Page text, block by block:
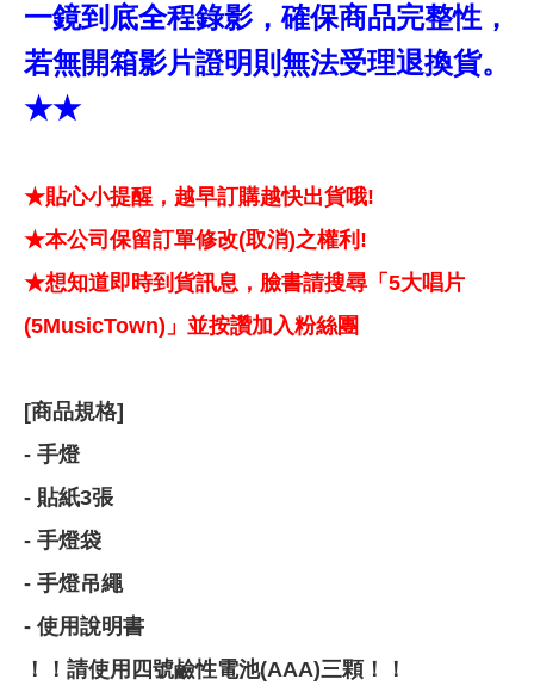
一鏡到底全程錄影，確保商品完整性，
若無開箱影片證明則無法受理退換貨。
★★
★貼心小提醒，越早訂購越快出貨哦!
★本公司保留訂單修改(取消)之權利!
★想知道即時到貨訊息，臉書請搜尋「5大唱片
(5MusicTown)」並按讚加入粉絲團
[商品規格]
- 手燈
- 貼紙3張
- 手燈袋
- 手燈吊繩
- 使用說明書
！！請使用四號鹼性電池(AAA)三顆！！